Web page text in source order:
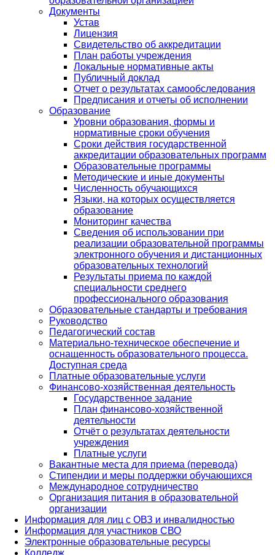
Документы
Устав
Лицензия
Свидетельство об аккредитации
План работы учреждения
Локальные нормативные акты
Публичный доклад
Отчет о результатах самообследования
Предписания и отчеты об исполнении
Образование
Уровни образования, формы и
нормативные сроки обучения
Сроки действия государственной
аккредитации образовательных программ
Образовательные программы
Методические и иные документы
Численность обучающихся
Языки, на которых осуществляется
образование
Мониторинг качества
Сведения об использовании при
реализации образовательной программы
электронного обучения и дистанционных
образовательных технологий
Результаты приема по каждой
специальности среднего
профессионального образования
Образовательные стандарты и требования
Руководство
Педагогический состав
Материально-техническое обеспечение и
оснащенность образовательного процесса.
Доступная среда
Платные образовательные услуги
Финансово-хозяйственная деятельность
Государственное задание
План финансово-хозяйственной
деятельности
Отчёт о результатах деятельности
учреждения
Платные услуги
Вакантные места для приема (перевода)
Стипендии и меры поддержки обучающихся
Международное сотрудничество
Организация питания в образовательной
организации
Информация для лиц с ОВЗ и инвалидностью
Информация для участников СВО
Электронные образовательные ресурсы
Колледж